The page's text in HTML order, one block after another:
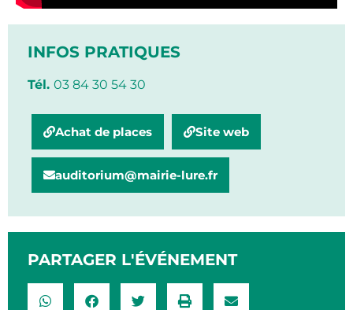
INFOS PRATIQUES
Tél. 03 84 30 54 30
Achat de places Site web
auditorium@mairie-lure.fr
PARTAGER L'ÉVÉNEMENT​